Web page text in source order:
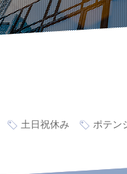
土日祝休み
ポテン